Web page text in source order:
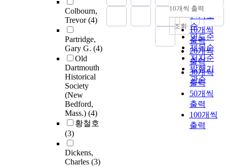
Colbourn,
Trevor(4)
Partridge,
Gary G. (4)
Old
Dartmouth
Historical
Society
(New
Bedford,
Mass.) (4)
황철호
(3)
Dickens,
Charles (3)
순
인기도
순
연도순
제목순
저자순
발행기
관순
내림차순
10개씩 출력
10개씩
출력
20개씩
출력
30개씩
출력
50개씩
출력
100개씩
출력
조회